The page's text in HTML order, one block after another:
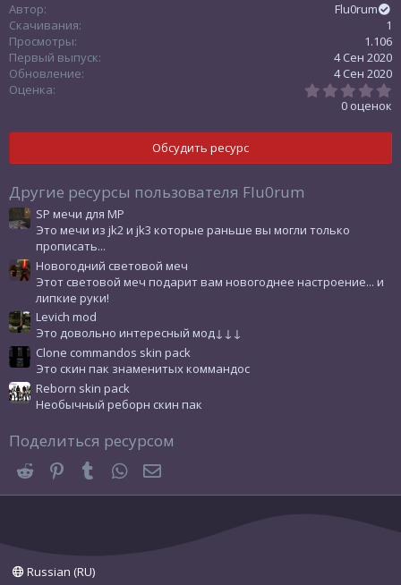
я
Автор
Flu0rum
Скачивания
1
Просмотры
1.106
Первый выпуск
4 Сен 2020
Обновление
4 Сен 2020
Оценка
0
в
0 оценок
Обсудить ресурс
Другие ресурсы пользователя Flu0rum
SP мечи для MP
Это мечи из jk2 и jk3 которые раньше вы могли только
прописать...
Новогодний световой меч
Этот световой меч подарит вам новогоднее настроение... и
липкие руки!
Levich mod
Это довольно интересный мод↓↓↓
Clone commandos skin pack
Это скин пак знаменитых коммандос
Reborn skin pack
Необычный реборн скин пак
Поделиться ресурсом
Reddit Pinterest
Tumblr WhatsAppЭлектронная почта
Russian (RU)